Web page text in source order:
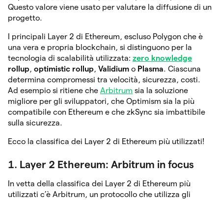
Questo valore viene usato per valutare la diffusione di un
progetto.
I principali Layer 2 di Ethereum, escluso Polygon che è
una vera e propria blockchain, si distinguono per la
tecnologia di scalabilità utilizzata: zero knowledge
rollup, optimistic rollup, Validium o Plasma. Ciascuna
determina compromessi tra velocità, sicurezza, costi.
Ad esempio si ritiene che Arbitrum sia la soluzione
migliore per gli sviluppatori, che Optimism sia la più
compatibile con Ethereum e che zkSync sia imbattibile
sulla sicurezza.
Ecco la classifica dei Layer 2 di Ethereum più utilizzati!
1. Layer 2 Ethereum: Arbitrum in focus
In vetta della classifica dei Layer 2 di Ethereum più
utilizzati c’è Arbitrum, un protocollo che utilizza gli